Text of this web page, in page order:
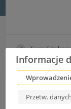
Targi
Informacje
Przetw. danych